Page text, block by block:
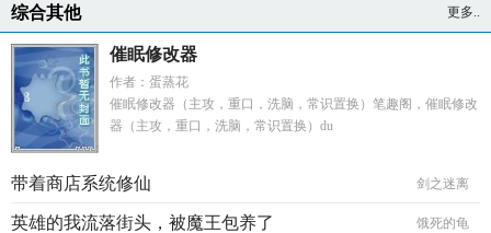
综合其他 更多..
催眠修改器
作者：蛋蒸花
催眠修改器（主攻，重口，洗脑，常识置换）笔趣阁，催眠修改
器（主攻，重口，洗脑，常识置换）du
带着商店系统修仙 剑之迷离
英雄的我流落街头，被魔王包养了 饿死的龟